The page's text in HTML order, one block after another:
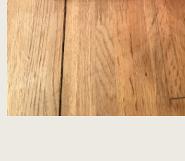
ピアニスト用（ヒール高5cm）
3WAY(ブラック・本革)
（22.0～25.0cm）
3WAY (シルバー・本革)